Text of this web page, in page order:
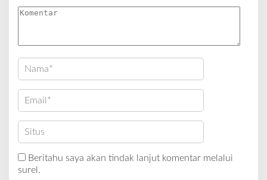
Beritahu saya akan tindak lanjut komentar melalui
surel.